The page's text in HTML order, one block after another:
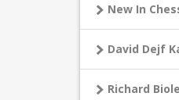
New In
David Dejf
Richard